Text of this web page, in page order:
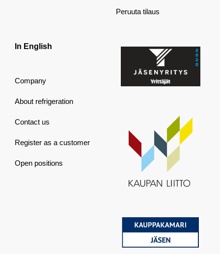
Peruuta tilaus
In English
Company
About refrigeration
Contact us
Register as a customer
Open positions